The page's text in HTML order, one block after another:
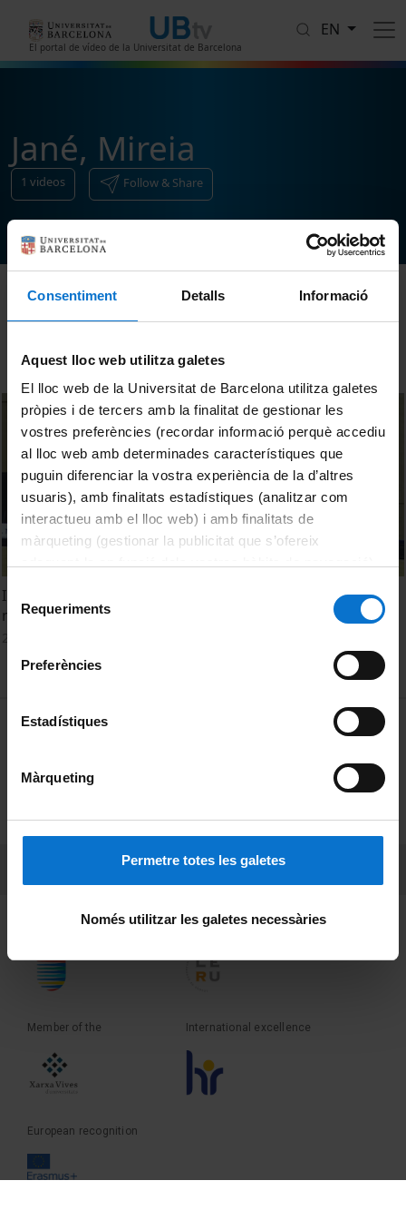
Consentiment Detalls Informació
Aquest lloc web utilitza galetes
El lloc web de la Universitat de Barcelona utilitza galetes
pròpies i de tercers amb la finalitat de gestionar les
vostres preferències (recordar informació perquè accediu
al lloc web amb determinades característiques que
puguin diferenciar la vostra experiència de la d’altres
usuaris), amb finalitats estadístiques (analitzar com
interactueu amb el lloc web) i amb finalitats de
màrqueting (gestionar la publicitat que s’ofereix
consultar laPolítica de galetes del lloc web de la
de Requeriments
Preferències
Estadístiques
Màrqueting
Permetre totes les galetes
Només utilitzar les galetes necessàries
El portal de vídeo de la Universitat de Barcelona
EN
Jané, Mireia
1 videos Follow & Share
Sort
Inauguració de la Jornada "Prevenció i control de la
malaltia meningocòccica: Reptes de salut pública"
MENÚ PEU 1
Terms and privacy
Founder of the Member of the
Member of the International excellence
European recognition